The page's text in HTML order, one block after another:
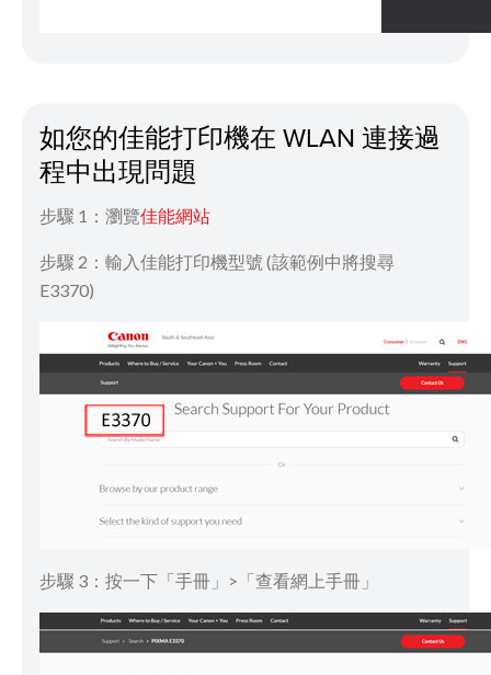
如您的佳能打印機在 WLAN 連接過
程中出現問題
步驟 1：瀏覽佳能網站
步驟 2：輸入佳能打印機型號 (該範例中將搜尋
E3370)
步驟 3：按一下「手冊」>「查看網上手冊」